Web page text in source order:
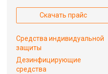
Скачать прайс
Средства индивидуальной
защиты
Дезинфицирующие
средства